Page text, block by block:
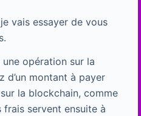
vais essayer de vous
opération sur la
d’un montant à payer
la blockchain, comme
frais servent ensuite à